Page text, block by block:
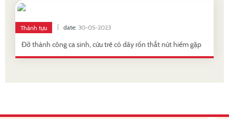
Thành tựu date: 30-05-2023
Đỡ thành công ca sinh, cứu trẻ có dây rốn thắt nút hiếm gặp